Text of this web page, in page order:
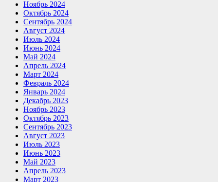
Ноябрь 2024
Октябрь 2024
Сентябрь 2024
Август 2024
Июль 2024
Июнь 2024
Май 2024
Апрель 2024
Март 2024
Февраль 2024
Январь 2024
Декабрь 2023
Ноябрь 2023
Октябрь 2023
Сентябрь 2023
Август 2023
Июль 2023
Июнь 2023
Май 2023
Апрель 2023
Март 2023